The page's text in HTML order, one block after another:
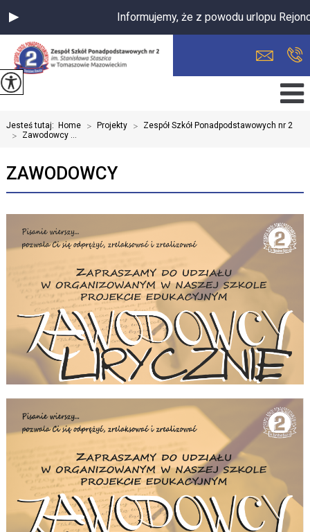
Informujemy, że z powodu urlopu
Jesteś tutaj: Home > Projekty > Zespół Szkół Ponadpodstawowych nr 2
> Zawodowcy ...
ZAWODOWCY